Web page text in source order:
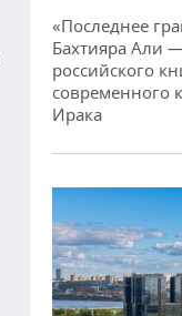
«Последнее
Бахтияра Али
российского
современного
Ирака